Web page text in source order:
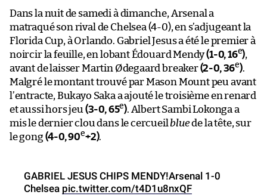
Dans la nuit de samedi à dimanche, Arsenal a
matraqué son rival de Chelsea (4-0), en s’adjugeant la
Florida Cup, à Orlando. Gabriel Jesus a été le premier à
noircir la feuille, en lobant Édouard Mendy(1-0, 16e),
avant de laisser Martin Ødegaard breaker(2-0, 36e).
Malgré le montant trouvé par Mason Mount peu avant
l’entracte, Bukayo Saka a ajouté le troisième en renard
et aussi hors jeu (3-0, 65e). Albert Sambi Lokonga a
mis le dernier clou dans le cercueil bluede la tête, sur
le gong (4-0, 90e+2).
GABRIEL JESUS CHIPS MENDY!Arsenal 1-0
Chelsea pic.twitter.com/t4D1u8nxQF